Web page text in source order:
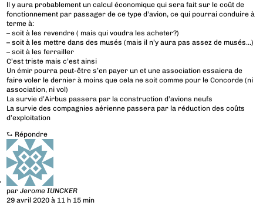
ll y aura probablement un calcul économique qui sera fait sur le coût de
fonctionnement par passager de ce type d’avion, ce qui pourrai conduire à
terme à:
– soit à les revendre ( mais qui voudra les acheter?)
– soit à les mettre dans des musés (mais il n’y aura pas assez de musés…)
– soit à les ferrailler
C’est triste mais c’est ainsi
Un émir pourra peut-être s’en payer un et une association essaiera de
faire voler le dernier à moins que cela ne soit comme pour le Concorde (ni
association, ni vol)
La survie d’Airbus passera par la construction d’avions neufs
La survie des compagnies aérienne passera par la réduction des coûts
d’exploitation
⮑ Répondre
parJerome IUNCKER
29 avril 2020 à 11 h 15 min